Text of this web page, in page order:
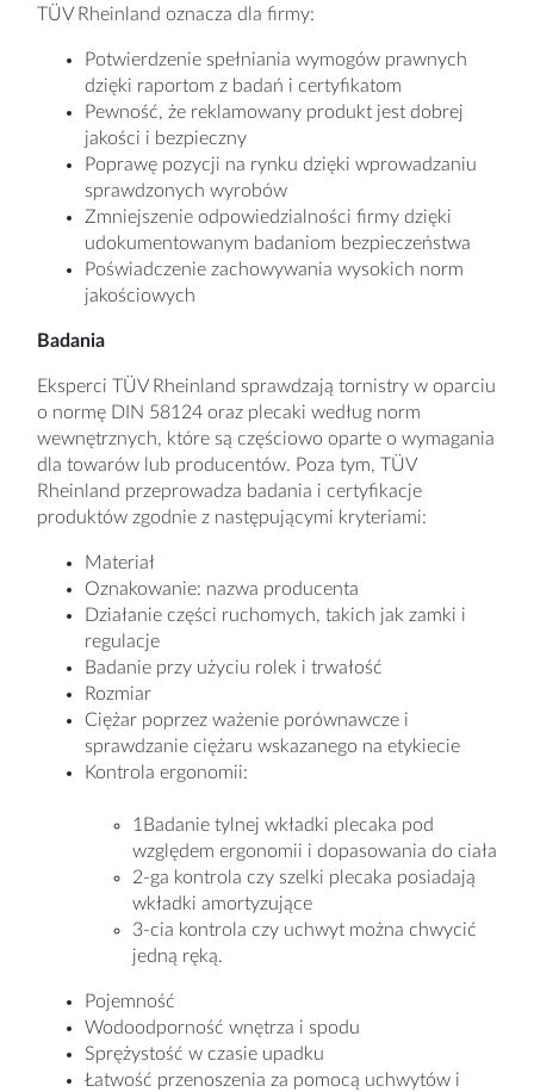
TÜV Rheinland oznacza dla firmy:
Potwierdzenie spełniania wymogów prawnych
dzięki raportom z badań i certyfikatom
Pewność, że reklamowany produkt jest dobrej
jakości i bezpieczny
Poprawę pozycji na rynku dzięki wprowadzaniu
sprawdzonych wyrobów
Zmniejszenie odpowiedzialności firmy dzięki
udokumentowanym badaniom bezpieczeństwa
Poświadczenie zachowywania wysokich norm
jakościowych
Badania
Eksperci TÜV Rheinland sprawdzają tornistry w oparciu
o normę DIN 58124 oraz plecaki według norm
wewnętrznych, które są częściowo oparte o wymagania
dla towarów lub producentów. Poza tym, TÜV
Rheinland przeprowadza badania i certyfikacje
produktów zgodnie z następującymi kryteriami:
Materiał
Oznakowanie: nazwa producenta
Działanie części ruchomych, takich jak zamki i
regulacje
Badanie przy użyciu rolek i trwałość
Rozmiar
Ciężar poprzez ważenie porównawcze i
sprawdzanie ciężaru wskazanego na etykiecie
Kontrola ergonomii:
1Badanie tylnej wkładki plecaka pod
względem ergonomii i dopasowania do ciała
2-ga kontrola czy szelki plecaka posiadają
wkładki amortyzujące
3-cia kontrola czy uchwyt można chwycić
jedną ręką.
Pojemność
Wodoodporność wnętrza i spodu
Sprężystość w czasie upadku
Łatwość przenoszenia za pomocą uchwytów i